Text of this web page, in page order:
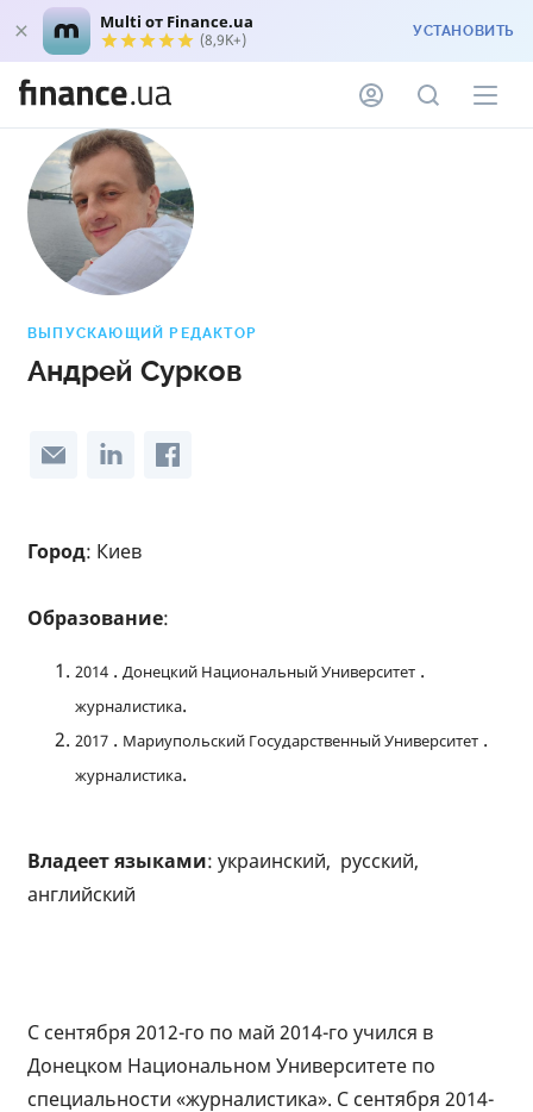
Multi от Finance.ua
(8,9K+) УСТАНОВИТЬ
ВЫПУСКАЮЩИЙ РЕДАКТОР
Андрей Сурков
Город: Киев
Образование:
2014 . Донецкий Национальный Университет .
журналистика.
2017 . Мариупольский Государственный Университет .
журналистика.
Владеет языками: украинский, русский,
английский
С сентября 2012-го по май 2014-го учился в
Донецком Национальном Университете по
специальности «журналистика». С сентября 2014-